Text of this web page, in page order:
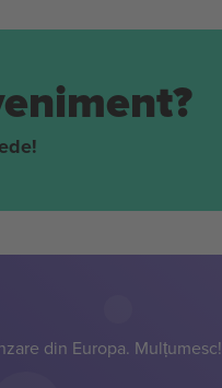
din Europa. Mulțumesc!